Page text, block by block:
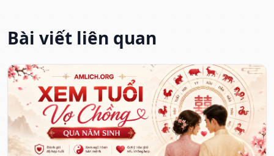
Bài viết liên quan